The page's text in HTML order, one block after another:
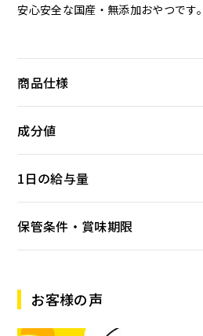
安心安全な国産・無添加おやつです。
商品仕様
成分値
1日の給与量
保管条件・賞味期限
お客様の声